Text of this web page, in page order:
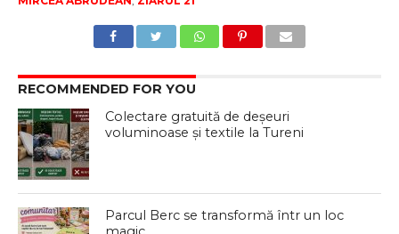
RECOMMENDED FOR YOU
Colectare gratuită de deșeuri
voluminoase și textile la Tureni
Parcul Berc se transformă într un loc